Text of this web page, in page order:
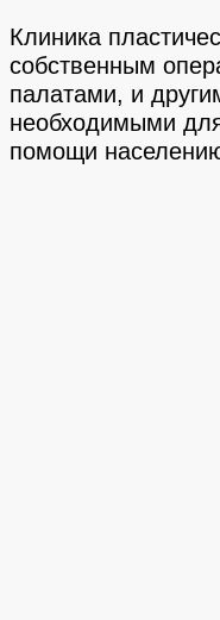
Клиника
собственным
палатами, и
необходимыми
помощи